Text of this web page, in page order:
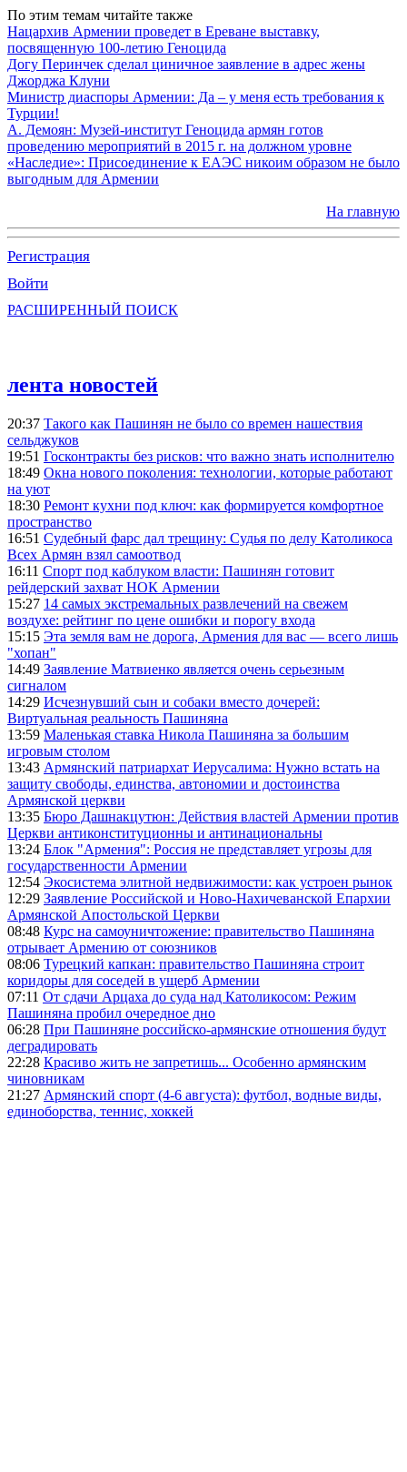
По этим темам читайте также
Нацархив Армении проведет в Ереване выставку,
посвященную 100-летию Геноцида
Догу Перинчек сделал циничное заявление в адрес жены
Джорджа Клуни
Министр диаспоры Армении: Да – у меня есть требования к
Турции!
А. Демоян: Музей-институт Геноцида армян готов
проведению мероприятий в 2015 г. на должном уровне
«Наследие»: Присоединение к ЕАЭС никоим образом не было
выгодным для Армении
На главную
Регистрация
Войти
РАСШИРЕННЫЙ ПОИСК
лента новостей
20:37 Такого как Пашинян не было со времен нашествия
сельджуков
19:51 Госконтракты без рисков: что важно знать исполнителю
18:49 Окна нового поколения: технологии, которые работают
на уют
18:30 Ремонт кухни под ключ: как формируется комфортное
пространство
16:51 Судебный фарс дал трещину: Судья по делу Католикоса
Всех Армян взял самоотвод
16:11 Спорт под каблуком власти: Пашинян готовит
рейдерский захват НОК Армении
15:27 14 самых экстремальных развлечений на свежем
воздухе: рейтинг по цене ошибки и порогу входа
15:15 Эта земля вам не дорога, Армения для вас — всего лишь
"хопан"
14:49 Заявление Матвиенко является очень серьезным
сигналом
14:29 Исчезнувший сын и собаки вместо дочерей:
Виртуальная реальность Пашиняна
13:59 Маленькая ставка Никола Пашиняна за большим
игровым столом
13:43 Армянский патриархат Иерусалима: Нужно встать на
защиту свободы, единства, автономии и достоинства
Армянской церкви
13:35 Бюро Дашнакцутюн: Действия властей Армении против
Церкви антиконституционны и антинациональны
13:24 Блок "Армения": Россия не представляет угрозы для
государственности Армении
12:54 Экосистема элитной недвижимости: как устроен рынок
12:29 Заявление Российской и Ново-Нахичеванской Епархии
Армянской Апостольской Церкви
08:48 Курс на самоуничтожение: правительство Пашиняна
отрывает Армению от союзников
08:06 Турецкий капкан: правительство Пашиняна строит
коридоры для соседей в ущерб Армении
07:11 От сдачи Арцаха до суда над Католикосом: Режим
Пашиняна пробил очередное дно
06:28 При Пашиняне российско-армянские отношения будут
деградировать
22:28 Красиво жить не запретишь... Особенно армянским
чиновникам
21:27 Армянский спорт (4-6 августа): футбол, водные виды,
единоборства, теннис, хоккей